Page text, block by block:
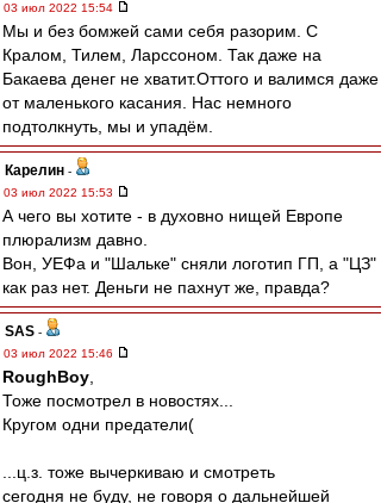
03 июл 2022 15:54
Мы и без бомжей сами себя разорим. С
Кралом, Тилем, Ларссоном. Так даже на
Бакаева денег не хватит.Оттого и валимся даже
от маленького касания. Нас немного
подтолкнуть, мы и упадём.
Карелин -
03 июл 2022 15:53
А чего вы хотите - в духовно нищей Европе
плюрализм давно.
Вон, УЕФа и "Шальке" сняли логотип ГП, а "ЦЗ"
как раз нет. Деньги не пахнут же, правда?
SAS -
03 июл 2022 15:46
RoughBoy
Тоже посмотрел в новостях...
Кругом одни предатели(
...ц.з. тоже вычеркиваю и смотреть
сегодня не буду, не говоря о дальнейшей